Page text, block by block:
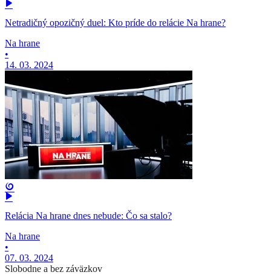
Netradičný opozičný duel: Kto príde do relácie Na hrane?
Na hrane
•
14. 03. 2024
Relácia Na hrane dnes nebude: Čo sa stalo?
Na hrane
•
07. 03. 2024
Slobodne a bez záväzkov